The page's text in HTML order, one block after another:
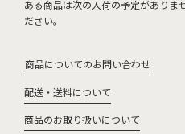
ある商品は次の入荷の予定がありま
ださい。
商品についてのお問い合わせ
配送・送料について
商品のお取り扱いについて